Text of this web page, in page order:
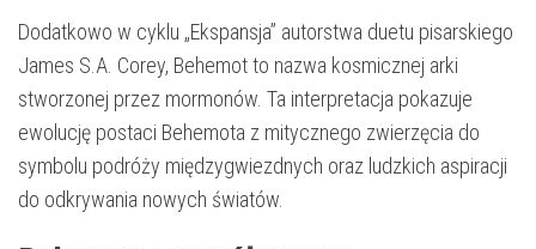
Dodatkowo w cyklu „Ekspansja” autorstwa duetu pisarskiego
James S.A. Corey, Behemot to nazwa kosmicznej arki
stworzonej przez mormonów. Ta interpretacja pokazuje
ewolucję postaci Behemota z mitycznego zwierzęcia do
symbolu podróży międzygwiezdnych oraz ludzkich aspiracji
do odkrywania nowych światów.